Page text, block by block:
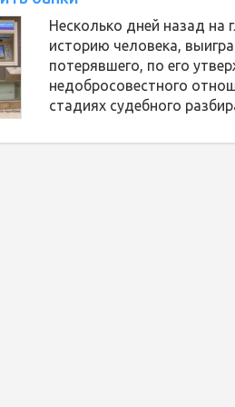
Несколько дней назад на
историю человека,
потерявшего, по его
недобросовестного
стадиях судебного